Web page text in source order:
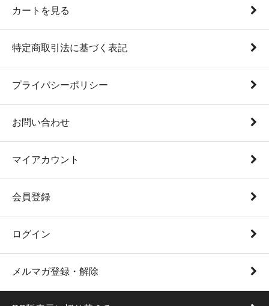
カートを見る
特定商取引法に基づく表記
プライバシーポリシー
お問い合わせ
マイアカウント
会員登録
ログイン
メルマガ登録・解除